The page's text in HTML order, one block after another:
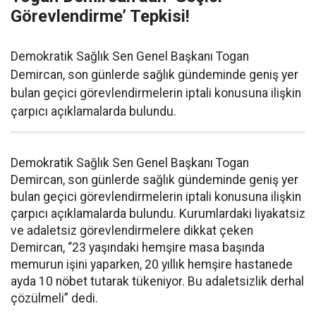
Görevlendirme’ Tepkisi!
Demokratik Sağlık Sen Genel Başkanı Togan
Demircan, son günlerde sağlık gündeminde geniş yer
bulan geçici görevlendirmelerin iptali konusuna ilişkin
çarpıcı açıklamalarda bulundu.
Demokratik Sağlık Sen Genel Başkanı Togan
Demircan, son günlerde sağlık gündeminde geniş yer
bulan geçici görevlendirmelerin iptali konusuna ilişkin
çarpıcı açıklamalarda bulundu. Kurumlardaki liyakatsiz
ve adaletsiz görevlendirmelere dikkat çeken
Demircan, “23 yaşındaki hemşire masa başında
memurun işini yaparken, 20 yıllık hemşire hastanede
ayda 10 nöbet tutarak tükeniyor. Bu adaletsizlik derhal
çözülmeli” dedi.